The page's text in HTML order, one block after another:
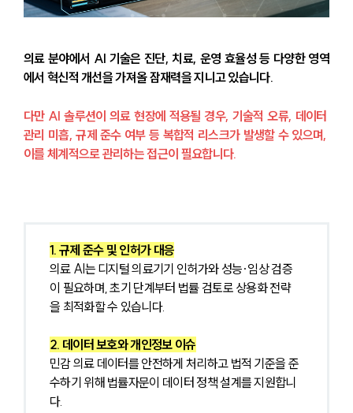
의료 분야에서 AI 기술은 진단, 치료, 운영 효율성 등 다양한 영역
에서 혁신적 개선을 가져올 잠재력을 지니고 있습니다.
다만 AI 솔루션이 의료 현장에 적용될 경우, 기술적 오류, 데이터
관리 미흡, 규제 준수 여부 등 복합적 리스크가 발생할 수 있으며,
이를 체계적으로 관리하는 접근이 필요합니다.
1. 규제 준수 및 인허가 대응
의료 AI는 디지털 의료기기 인허가와 성능·임상 검증
이 필요하며, 초기 단계부터 법률 검토로 상용화 전략
을 최적화할 수 있습니다.
2. 데이터 보호와 개인정보 이슈
민감 의료 데이터를 안전하게 처리하고 법적 기준을 준
수하기 위해 법률자문이 데이터 정책 설계를 지원합니
다.